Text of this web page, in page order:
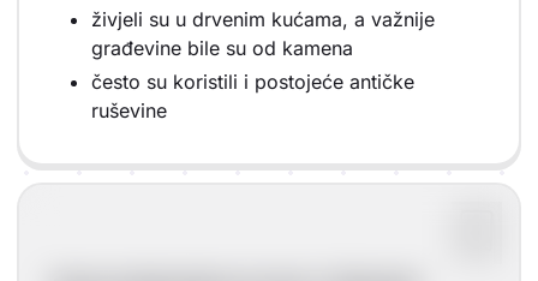
živjeli su u drvenim kućama, a važnije
građevine bile su od kamena
često su koristili i postojeće antičke
ruševine